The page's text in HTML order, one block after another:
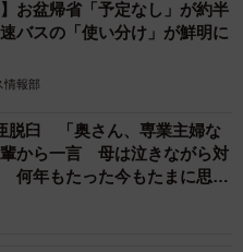
ント（Instagram）
?hl=ja
】お盆帰省「予定なし」が約半
バスの「使い分け」が鮮明に
情報部
脱臼 「奥さん、専業主婦な
から一言 母は泣きながら対
何年もたった今もたまに思い